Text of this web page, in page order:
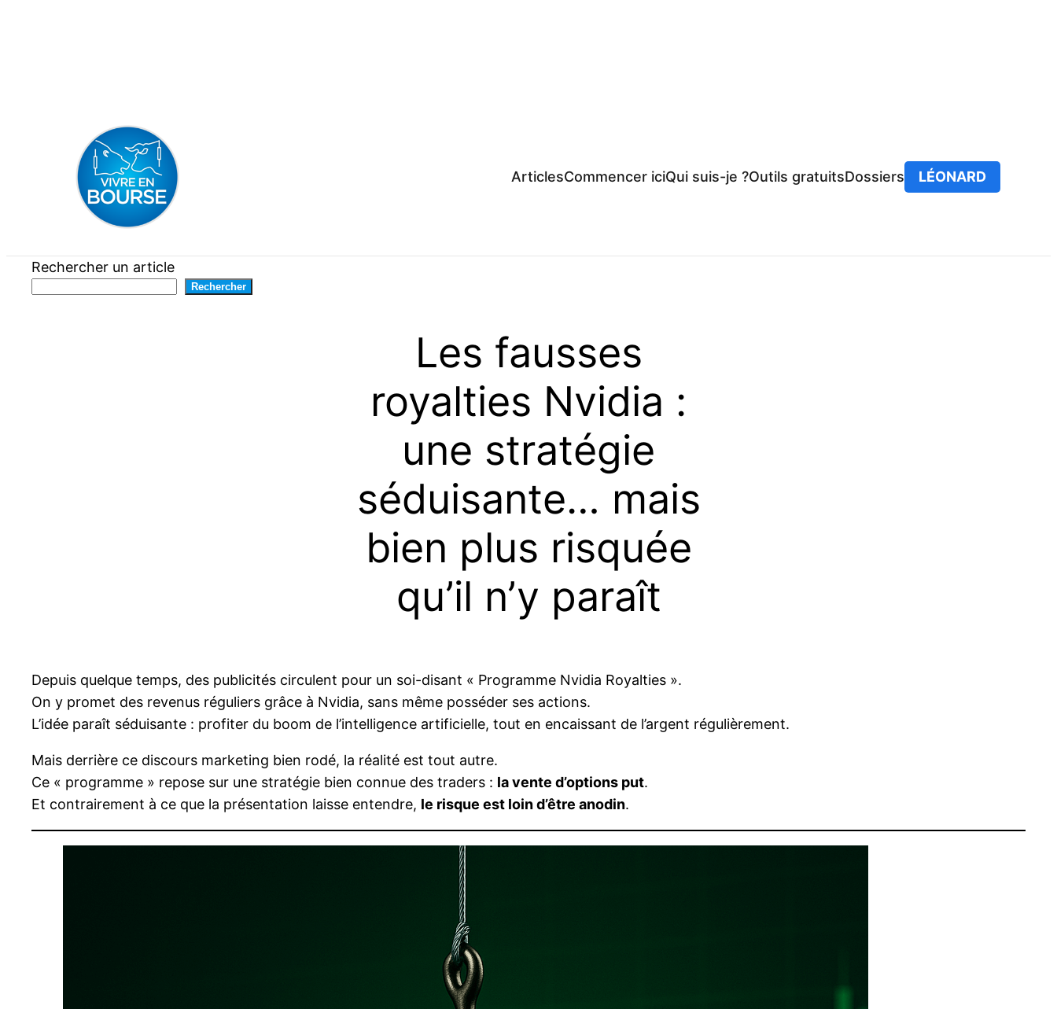
ArticlesCommencer iciQui suis-je ?Outils gratuitsDossiers LÉONARD
Rechercher un article
Rechercher
Les fausses
royalties Nvidia :
une stratégie
séduisante… mais
bien plus risquée
qu’il n’y paraît
Depuis quelque temps, des publicités circulent pour un soi-disant « Programme Nvidia Royalties ».
On y promet des revenus réguliers grâce à Nvidia, sans même posséder ses actions.
L’idée paraît séduisante : profiter du boom de l’intelligence artificielle, tout en encaissant de l’argent régulièrement.
Mais derrière ce discours marketing bien rodé, la réalité est tout autre.
Ce « programme » repose sur une stratégie bien connue des traders : la vente d’options put.
Et contrairement à ce que la présentation laisse entendre, le risque est loin d’être anodin.